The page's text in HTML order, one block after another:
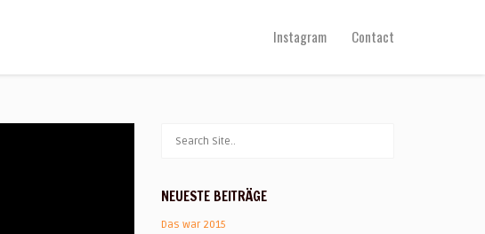
Instagram Contact
NEUESTE BEITRÄGE
Das war 2015